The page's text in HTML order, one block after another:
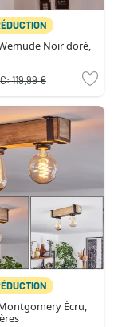
Noir doré,
119,99 €
Écru,